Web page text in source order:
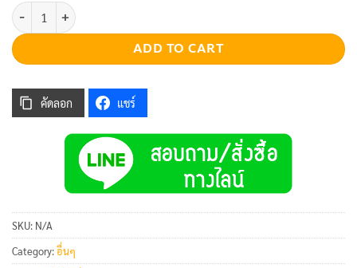
Full Toe Pilates Socks quantity
ADD TO CART
คัดลอก แชร์
SKU: N/A
Category:อื่นๆ